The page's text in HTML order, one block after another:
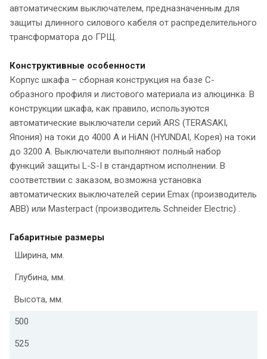
автоматическим выключателем, предназначенным для
защиты длинного силового кабеля от распределительного
трансформатора до ГРЩ.
Конструктивные особенности
Корпус шкафа – сборная конструкция на базе С-
образного профиля и листового материала из алюцинка. В
конструкции шкафа, как правило, используются
автоматические выключатели серий ARS (TERASAKI,
Япония) на токи до 4000 А и HiAN (HYUNDAI, Корея) на токи
до 3200 А. Выключатели выполняют полный набор
функций защиты L-S-I в стандартном исполнении. В
соответствии с заказом, возможна установка
автоматических выключателей серии Emax (производитель
ABB) или Masterpact (производитель Schneider Electric) .
Габаритные размеры
Ширина, мм.
Глубина, мм.
Высота, мм.
500
525